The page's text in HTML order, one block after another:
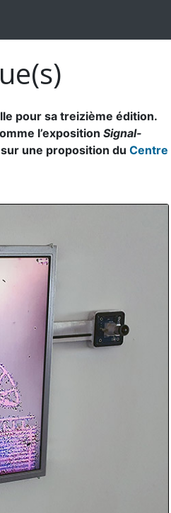
pour sa treizième édition.
l’exposition Signal-
sur une proposition du Centre